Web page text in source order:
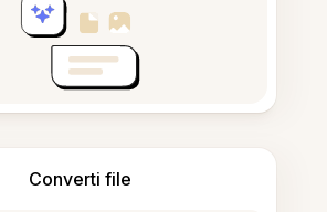
Converti file